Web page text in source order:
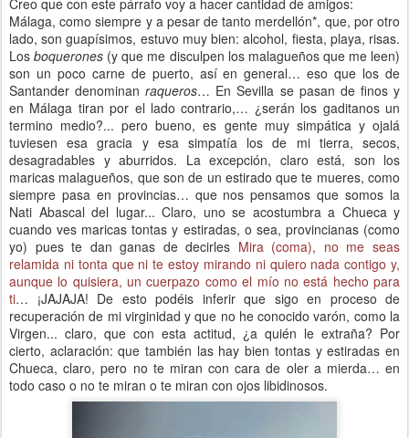
Creo que con este párrafo voy a hacer cantidad de amigos:
Málaga, como siempre y a pesar de tanto merdellón*, que, por otro
lado, son guapísimos, estuvo muy bien: alcohol, fiesta, playa, risas.
Losboquerones (y que me disculpen los malagueños que me leen)
son un poco carne de puerto, así en general… eso que los de
Santander denominanraqueros… En Sevilla se pasan de finos y
en Málaga tiran por el lado contrario,… ¿serán los gaditanos un
termino medio?... pero bueno, es gente muy simpática y ojalá
tuviesen esa gracia y esa simpatía los de mi tierra, secos,
desagradables y aburridos. La excepción, claro está, son los
maricas malagueños, que son de un estirado que te mueres, como
siempre pasa en provincias… que nos pensamos que somos la
Nati Abascal del lugar... Claro, uno se acostumbra a Chueca y
cuando ves maricas tontas y estiradas, o sea, provincianas (como
yo) pues te dan ganas de decirles Mira (coma), no me seas
relamida ni tonta que ni te estoy mirando ni quiero nada contigo y,
aunque lo quisiera, un cuerpazo como el mío no está hecho para
ti… ¡JAJAJA! De esto podéis inferir que sigo en proceso de
recuperación de mi virginidad y que no he conocido varón, como la
Virgen... claro, que con esta actitud, ¿a quién le extraña? Por
cierto, aclaración: que también las hay bien tontas y estiradas en
Chueca, claro, pero no te miran con cara de oler a mierda… en
todo caso o no te miran o te miran con ojos libidinosos.